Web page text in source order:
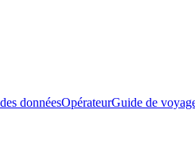
donnéesOpérateurGuide de